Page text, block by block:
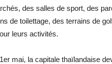
des salles de sport, des
de toilettage, des terrains de
leurs activités.
mai, la capitale thaïlandaise